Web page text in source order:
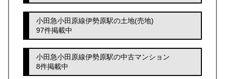
小田急小田原線伊勢原駅の土地(売地)
97件掲載中
小田急小田原線伊勢原駅の中古マンション
8件掲載中